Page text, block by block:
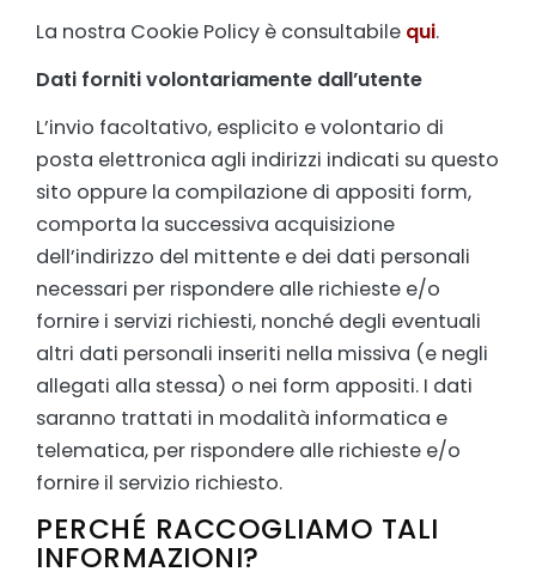
La nostra Cookie Policy è consultabile qui.
Dati forniti volontariamente dall’utente
L’invio facoltativo, esplicito e volontario di
posta elettronica agli indirizzi indicati su questo
sito oppure la compilazione di appositi form,
comporta la successiva acquisizione
dell’indirizzo del mittente e dei dati personali
necessari per rispondere alle richieste e/o
fornire i servizi richiesti, nonché degli eventuali
altri dati personali inseriti nella missiva (e negli
allegati alla stessa) o nei form appositi. I dati
saranno trattati in modalità informatica e
telematica, per rispondere alle richieste e/o
fornire il servizio richiesto.
PERCHÉ RACCOGLIAMO TALI
INFORMAZIONI?